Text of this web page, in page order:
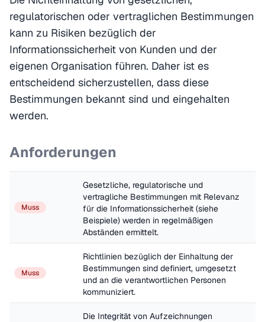
regulatorischen oder vertraglichen Bestimmungen
kann zu Risiken bezüglich der
Informationssicherheit von Kunden und der
eigenen Organisation führen. Daher ist es
entscheidend sicherzustellen, dass diese
Bestimmungen bekannt sind und eingehalten
werden.
Anforderungen
Muss
Gesetzliche, regulatorische und
vertragliche Bestimmungen mit Relevanz
für die Informationssicherheit (siehe
Beispiele) werden in regelmäßigen
Abständen ermittelt.
Muss
Richtlinien bezüglich der Einhaltung der
Bestimmungen sind definiert, umgesetzt
und an die verantwortlichen Personen
kommuniziert.
Die Integrität von Aufzeichnungen